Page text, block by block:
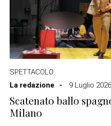
SPETTACOLO
La redazione
9 Luglio 2026
Scatenato ballo
Milano